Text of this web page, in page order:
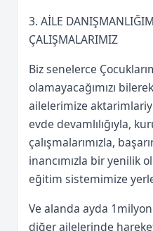
3. AİLE
ÇALIŞMALARIMIZ
Biz senelerce
olamayacağımızı
ailelerimize
evde devamlılığıyla,
çalışmalarımızla,
inancımızla bir yenilik
eğitim sistemimize
Ve alanda ayda
diğer ailelerinde